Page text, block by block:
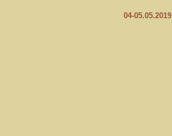
04-05.05.2019